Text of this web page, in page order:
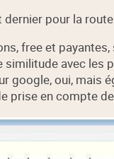
pour la
free et
similitude avec
google, oui, mais
prise en compte